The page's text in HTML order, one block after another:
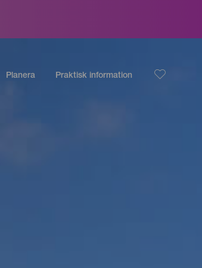
Planera Praktisk information